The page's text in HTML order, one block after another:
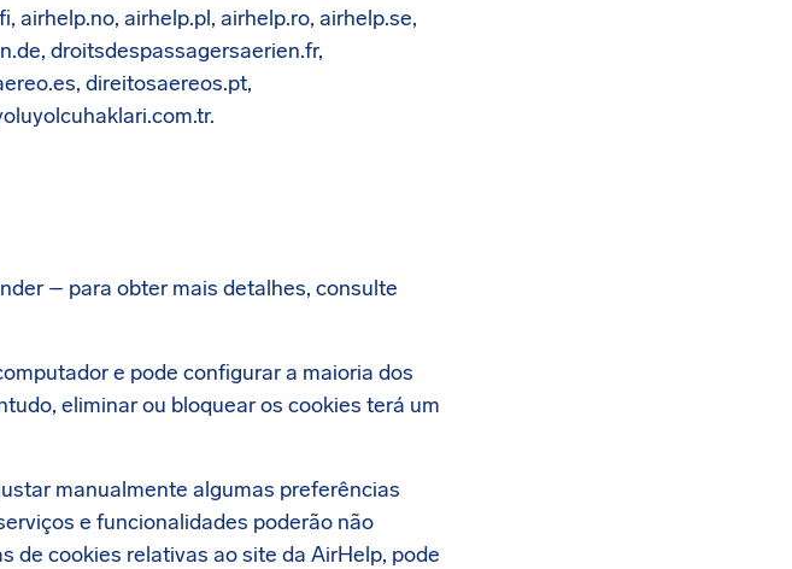
airhelp.no, airhelp.pl, airhelp.ro, airhelp.se,
droitsdespassagersaerien.fr,
direitosaereos.pt,
– para obter mais detalhes, consulte
e pode configurar a maioria dos
eliminar ou bloquear os cookies terá um
manualmente algumas preferências
e funcionalidades poderão não
de cookies relativas ao site da AirHelp, pode